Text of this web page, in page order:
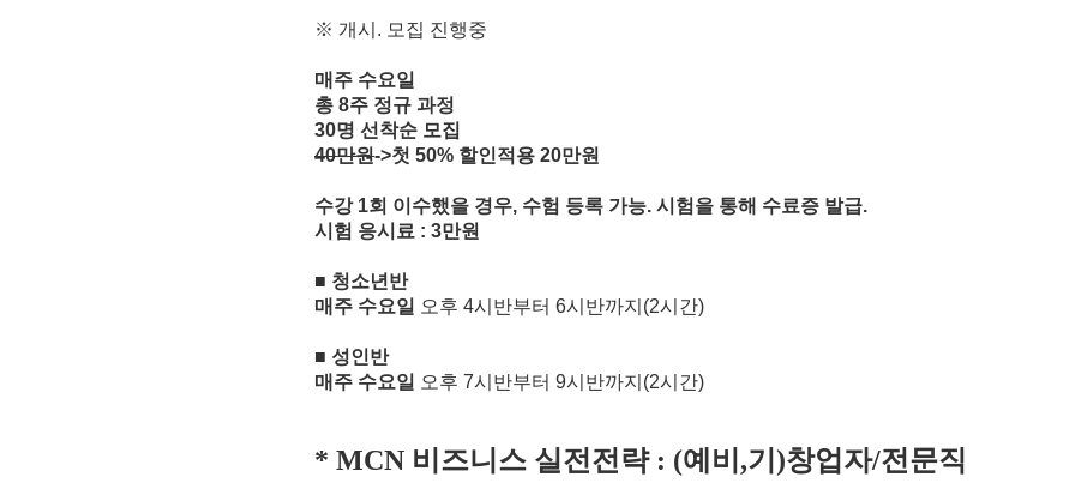
※ 개시 . 모집 진행중
매주 수요일
총 8주 정규 과정
30명 선착순 모집
40만원->첫 50% 할인적용 20만원
수강 1회 이수했을 경우, 수험 등록 가능. 시험을 통해 수료증 발급.
시험 응시료 : 3만원
■ 청소년반
매주 수요일 오후 4시반부터 6시반까지 (2시간)
■ 성인반
매주 수요일 오후 7시반부터 9시반까지 (2시간)
* MCN 비즈니스 실전전략 : (예비 ,기 )창업자/전문직